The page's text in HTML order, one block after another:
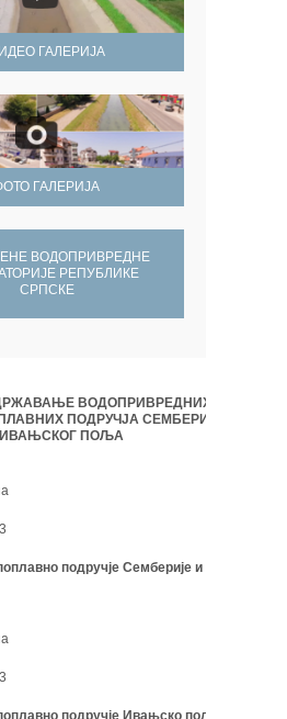
ГАЛЕРИЈА
ГАЛЕРИЈА
ВОДОПРИВРЕДНЕ
РЕПУБЛИКЕ
СРПСКЕ
ВОДОПРИВРЕДНИХ
ПОДРУЧЈА СЕМБЕРИЈЕ,
ПОЉА
подручје Семберије и